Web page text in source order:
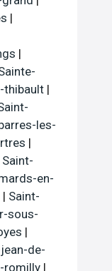
|
|
thibault |
les-
|
Saint-
en-
| Saint-
sous-
|
de-
romilly |